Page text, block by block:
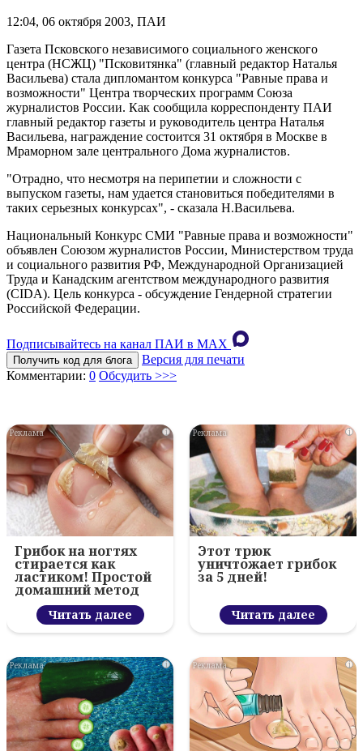
12:04, 06 октября 2003, ПАИ
Газета Псковского независимого социального женского
центра (НСЖЦ) "Псковитянка" (главный редактор Наталья
Васильева) стала дипломантом конкурса "Равные права и
возможности" Центра творческих программ Союза
журналистов России. Как сообщила корреспонденту ПАИ
главный редактор газеты и руководитель центра Наталья
Васильева, награждение состоится 31 октября в Москве в
Мраморном зале центрального Дома журналистов.
"Отрадно, что несмотря на перипетии и сложности с
выпуском газеты, нам удается становиться победителями в
таких серьезных конкурсах", - сказала Н.Васильева.
Национальный Конкурс СМИ "Равные права и возможности"
объявлен Союзом журналистов России, Министерством труда
и социального развития РФ, Международной Организацией
Труда и Канадским агентством международного развития
(CIDA). Цель конкурса - обсуждение Гендерной стратегии
Российской Федерации.
Подписывайтесь на канал ПАИ в MAХ
Получить код для блога
Версия для печати
Комментарии: 0 Обсудить >>>
i
Грибок на ногтях
стирается как
ластиком! Простой
домашний метод
Читать далее
i
Этот трюк
уничтожает грибок
за 5 дней!
Читать далее
i i